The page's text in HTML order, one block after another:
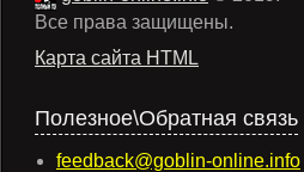
Все права защищены.
Карта сайта HTML
Полезное\Обратная связь
feedback@goblin-online.info